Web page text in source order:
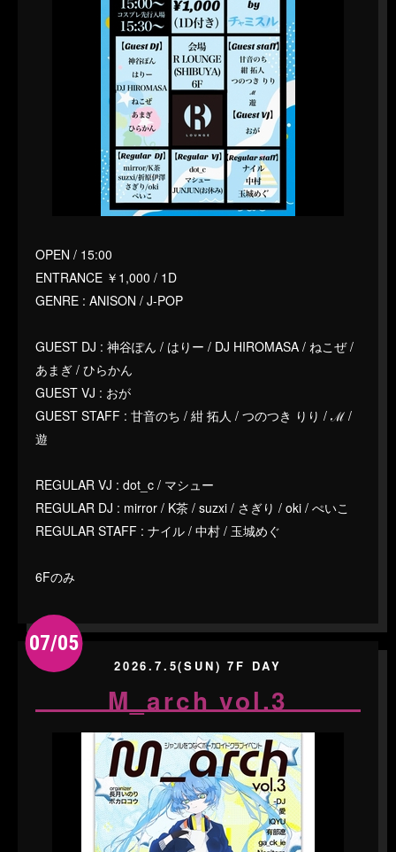
OPEN / 15:00
ENTRANCE ￥1,000 / 1D
GENRE : ANISON / J-POP
GUEST DJ : 神谷ぽん / はりー / DJ HIROMASA / ねこぜ /
あまぎ / ひらかん
GUEST VJ : おが
GUEST STAFF : 甘音のち / 紺 拓人 / つのつき りり / ℳ /
遊
REGULAR VJ : dot_c / マシュー
REGULAR DJ : mirror / K茶 / suzxi / さぎり / oki / ぺいこ
REGULAR STAFF : ナイル / 中村 / 玉城めぐ
6Fのみ
07/05
2026.7.5(SUN) 7F DAY
M_arch vol.3